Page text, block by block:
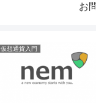
お
仮想通貨入門